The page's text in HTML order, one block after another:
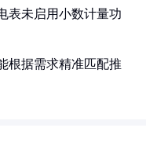
表未启用小数计量功
根据需求精准匹配推